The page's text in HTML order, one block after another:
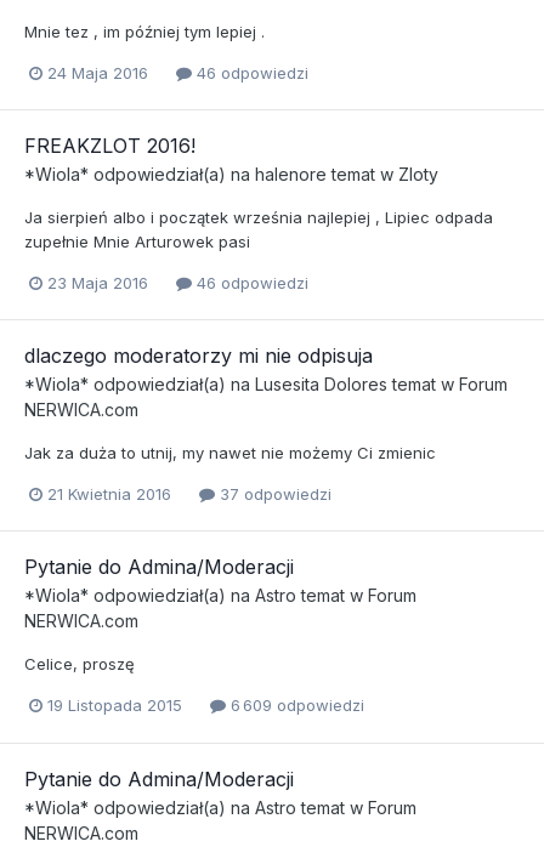
Mnie tez , im później tym lepiej .
24 Maja 2016 46 odpowiedzi
FREAKZLOT 2016!
*Wiola* odpowiedział(a) na halenore temat w Zloty
Ja sierpień albo i początek września najlepiej , Lipiec odpada
zupełnie Mnie Arturowek pasi
23 Maja 2016 46 odpowiedzi
dlaczego moderatorzy mi nie odpisuja
*Wiola* odpowiedział(a) na Lusesita Dolores temat w Forum
NERWICA.com
Jak za duża to utnij, my nawet nie możemy Ci zmienic
21 Kwietnia 2016 37 odpowiedzi
Pytanie do Admina/Moderacji
*Wiola* odpowiedział(a) na Astro temat w Forum
NERWICA.com
Celice, proszę
19 Listopada 2015 6 609 odpowiedzi
Pytanie do Admina/Moderacji
*Wiola* odpowiedział(a) na Astro temat w Forum
NERWICA.com